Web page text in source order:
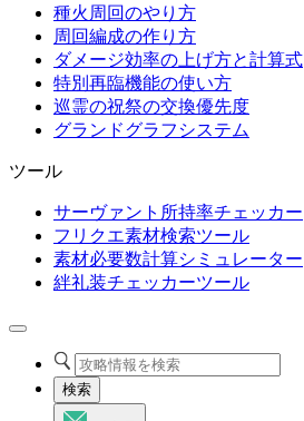
種火周回のやり方
周回編成の作り方
ダメージ効率の上げ方と計算式
特別再臨機能の使い方
巡霊の祝祭の交換優先度
グランドグラフシステム
ツール
サーヴァント所持率チェッカー
フリクエ素材検索ツール
素材必要数計算シミュレーター
絆礼装チェッカーツール
検索